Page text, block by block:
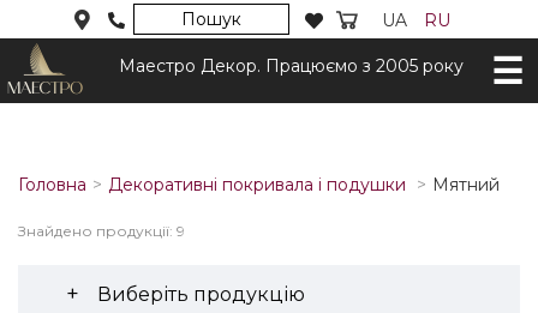
Пошук UA RU
Маестро Декор. Працюємо з 2005 року
Головна Декоративні покривала і подушки Мятний
Знайдено продукції: 9
Виберіть продукцію